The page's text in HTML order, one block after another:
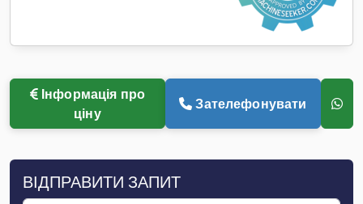
Інформація про
ціну
Зателефонувати
ВІДПРАВИТИ ЗАПИТ